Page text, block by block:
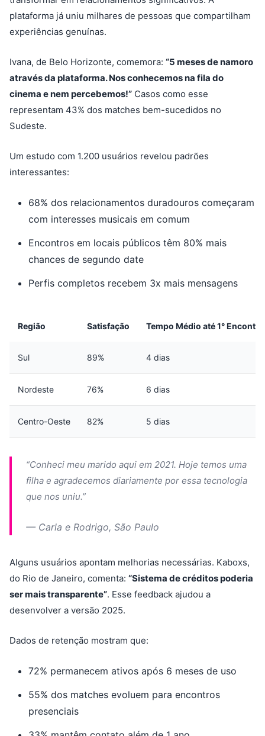
plataforma já uniu milhares de pessoas que compartilham
experiências genuínas.
Ivana, de Belo Horizonte, comemora: “5 meses de namoro
através da plataforma. Nos conhecemos na fila do
cinema e nem percebemos!” Casos como esse
representam 43% dos matches bem-sucedidos no
Sudeste.
Um estudo com 1.200 usuários revelou padrões
interessantes:
68% dos relacionamentos duradouros começaram
com interesses musicais em comum
Encontros em locais públicos têm 80% mais
chances de segundo date
Perfis completos recebem 3x mais mensagens
Região Satisfação Tempo Médio até 1° Encontro
Sul 89% 4 dias
Nordeste 76% 6 dias
Centro-Oeste 82% 5 dias
“Conheci meu marido aqui em 2021. Hoje temos uma
filha e agradecemos diariamente por essa tecnologia
que nos uniu.”
— Carla e Rodrigo, São Paulo
Alguns usuários apontam melhorias necessárias. Kaboxs,
do Rio de Janeiro, comenta: “Sistema de créditos poderia
ser mais transparente”. Esse feedback ajudou a
desenvolver a versão 2025.
Dados de retenção mostram que:
72% permanecem ativos após 6 meses de uso
55% dos matches evoluem para encontros
presenciais